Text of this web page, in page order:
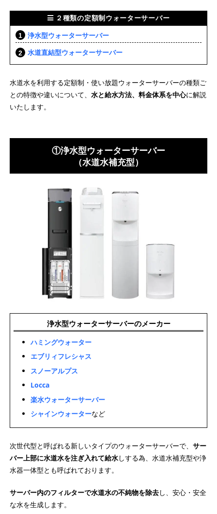
２種類の定額制ウォーターサーバー
浄水型ウォーターサーバー
水道直結型ウォーターサーバー
水道水を利用する定額制・使い放題ウォーターサーバーの種類ご
との特徴や違いについて、 水と給水方法、料金体系を中心に解説
いたします。
①浄水型ウォーターサーバー
（水道水補充型）
浄水型ウォーターサーバーのメーカー
ハミングウォーター
エブリィフレシャス
スノーアルプス
Locca
楽水ウォーターサーバー
シャインウォーターなど
次世代型と呼ばれる新しいタイプのウォーターサーバーで、 サー
バー上部に水道水を注ぎ入れて給水しする為、水道水補充型や浄
水器一体型とも呼ばれております。
サーバー内のフィルターで水道水の不純物を除去し、安心・安全
な水を生成します。